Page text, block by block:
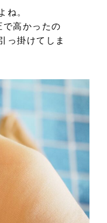
ね。
高かったの
っ掛けてしま